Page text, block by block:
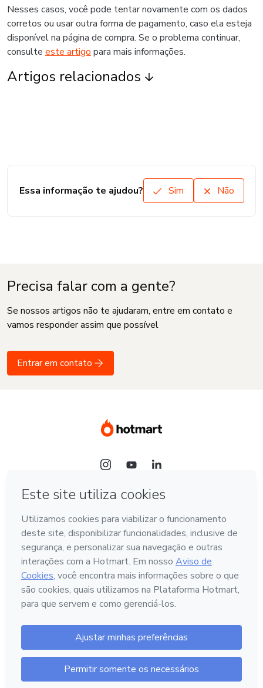
Nesses casos, você pode tentar novamente com os dados
corretos ou usar outra forma de pagamento, caso ela esteja
disponível na página de compra. Se o problema continuar,
consulte este artigo para mais informações.
Artigos relacionados
Essa informação te ajudou? Sim Não
Precisa falar com a gente?
Se nossos artigos não te ajudaram, entre em contato e
vamos responder assim que possível
Entrar em contato
Idioma
Português - Brasil
Hotmart — 2011-2026 © Todos os direitos reservados